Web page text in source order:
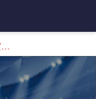
球会友谊直播